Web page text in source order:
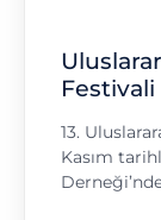
Festivali
13.
Kasım